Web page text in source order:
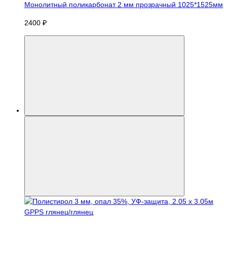
Монолитный поликарбонат 2 мм прозрачный 1025*1525мм
2400 ₽